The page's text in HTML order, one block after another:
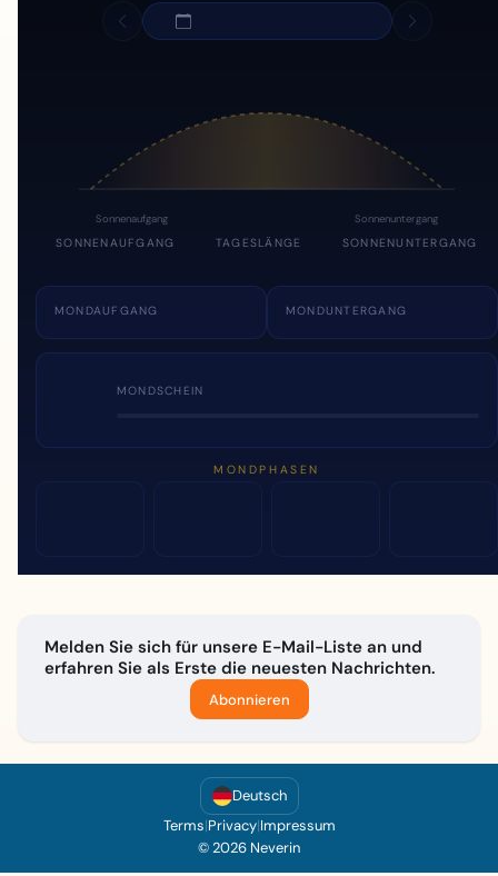
Sonnenaufgang Sonnenuntergang
SONNENAUFGANG TAGESLÄNGE SONNENUNTERGANG
MONDAUFGANG MONDUNTERGANG
MONDSCHEIN
MONDPHASEN
Melden Sie sich für unsere E-Mail-Liste an und
erfahren Sie als Erste die neuesten Nachrichten.
Abonnieren
Deutsch
Terms|Privacy|Impressum
© 2026 Neverin